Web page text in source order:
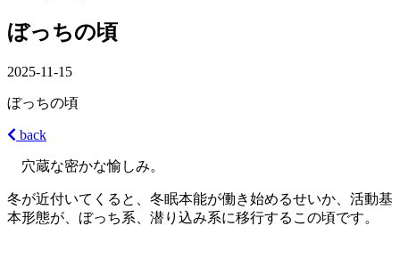
ぼっちの頃
2025-11-15
ぼっちの頃
back
穴蔵な密かな愉しみ。
冬が近付いてくると、冬眠本能が働き始めるせいか、活動基
本形態が、ぼっち系、潜り込み系に移行するこの頃です。